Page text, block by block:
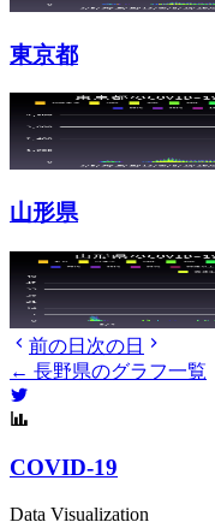
東京都
山形県
前の日 次の日
← 長野県のグラフ一覧
COVID-19
Data Visualization